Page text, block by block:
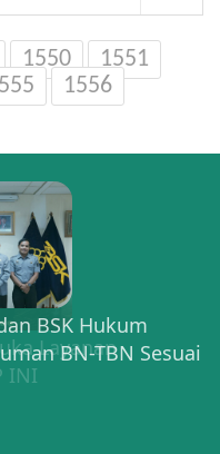
1550
1551
1556
BSK Hukum
BN-TBN Sesuai
Layanan
INI